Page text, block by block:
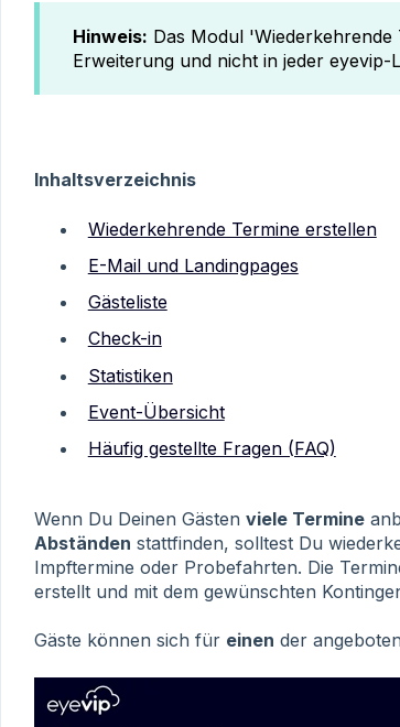
Hinweis: Das Modul
Erweiterung und nicht in jeder eyevip-
Inhaltsverzeichnis
Wiederkehrende Termine erstellen
E-Mail und Landingpages
Gästeliste
Check-in
Statistiken
Event-Übersicht
Häufig gestellte Fragen (FAQ)
Wenn Du Deinen Gästen viele Termine
Abständen stattfinden, solltest Du
Impftermine oder Probefahrten. Die
erstellt und mit dem gewünschten
Gäste können sich für einen der